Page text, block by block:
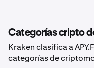
Categorías cripto
Kraken clasifica a
categorías de